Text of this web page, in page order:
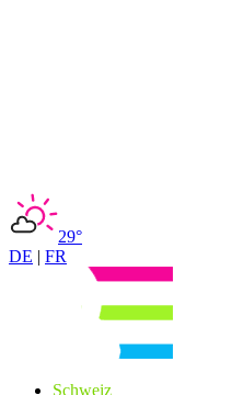
29°
DE | FR
Schweiz